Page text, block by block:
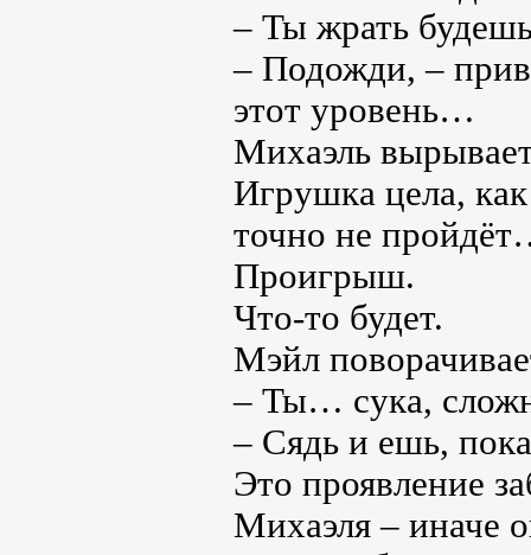
– Ты жрать
– Подожди, –
этот уровень…
Михаэль
Игрушка цела,
точно не
Проигрыш.
Что-то будет.
Мэйл
– Ты… сука,
– Сядь и ешь,
Это проявление
Михаэля – иначе